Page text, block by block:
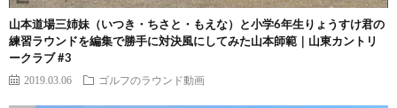
山本道場三姉妹（いつき・ちさと・もえな）と小学6年生りょうすけ君の
練習ラウンドを編集で勝手に対決風にしてみた山本師範｜山東カントリ
ークラブ #3
2019.03.06 ゴルフのラウンド動画